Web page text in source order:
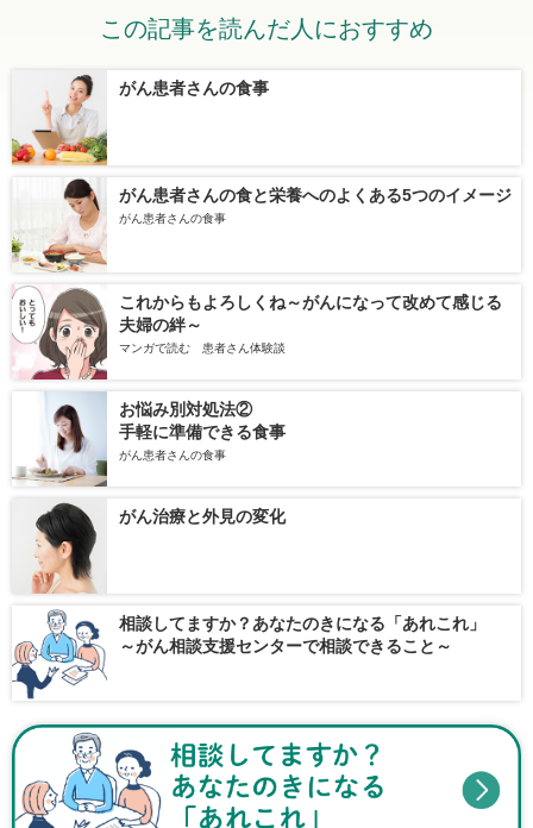
この記事を読んだ人におすすめ
がん患者さんの食事
がん患者さんの食と栄養へのよくある5つのイメージ
がん患者さんの食事
これからもよろしくね～がんになって改めて感じる
夫婦の絆～
マンガで読む 患者さん体験談
お悩み別対処法②
手軽に準備できる食事
がん患者さんの食事
がん治療と外見の変化
相談してますか？あなたのきになる「あれこれ」
～がん相談支援センターで相談できること～